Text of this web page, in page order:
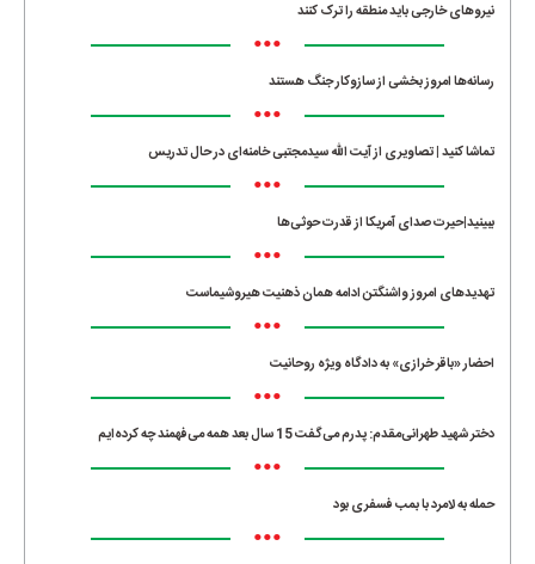
نیروهای خارجی باید منطقه را ترک کنند
•••
رسانه‌ها امروز بخشی از سازوکار جنگ هستند
•••
تماشا کنید | تصاویری از آیت الله سیدمجتبی خامنه‌ای در حال تدریس
•••
ببینید|حیرت صدای آمریکا از قدرت حوثی‌ها
•••
تهدیدهای امروز واشنگتن ادامه همان ذهنیت هیروشیماست
•••
احضار «باقر خرازی» به دادگاه ویژه روحانیت
•••
دختر شهید طهرانی‌مقدم: پدرم می‌گفت 15 سال بعد همه می‌فهمند چه کرده‌ایم
•••
حمله به لامرد با بمب فسفری بود
•••